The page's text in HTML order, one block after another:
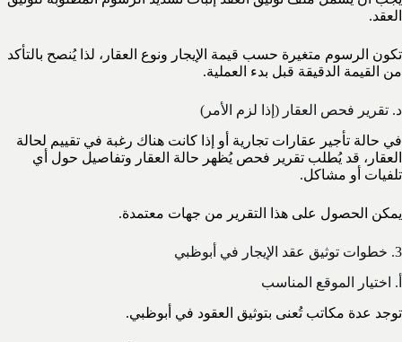
العقد.
تكون الرسوم متغيرة حسب قيمة الإيجار ونوع العقار، لذا يُنصح بالتأكد
من القيمة الدقيقة قبل بدء العملية.
د. تقرير فحص العقار (إذا لزم الأمر)
في حالة تأجير عقارات تجارية أو إذا كانت هناك رغبة في تقييم لحالة
العقار، قد يُطلب تقرير فحص يُظهر حالة العقار وتفاصيل حول أي
تلفيات أو مشاكل.
يمكن الحصول على هذا التقرير من جهات معتمدة.
3. خطوات توثيق عقد الإيجار في أبوظبي
أ. اختيار الموقع المناسب
توجد عدة مكاتب تُعنى بتوثيق العقود في أبوظبي.